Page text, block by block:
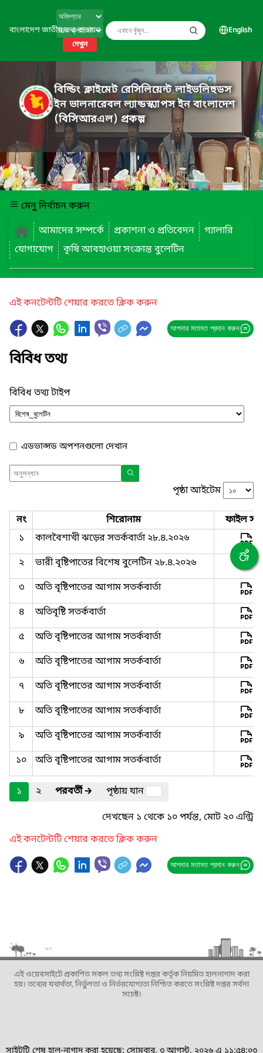
বাংলাদেশ জাতীয় তথ্য বাতায়ন
দেখুন
English
বিল্ডিং ক্লাইমেট রেসিলিয়েন্ট লাইভলিহুডস
ইন ভালনারেবল ল্যান্ডস্ক্যাপস ইন বাংলাদেশ
(বিসিআরএল) প্রকল্প
মেনু নির্বাচন করুন
আমাদের সম্পর্কে
প্রকাশনা ও প্রতিবেদন
গ্যালারি
যোগাযোগ
কৃষি আবহাওয়া সংক্রান্ত বুলেটিন
এই কনটেন্টটি শেয়ার করতে ক্লিক করুন
আপনার মতামত প্রদান করুন
বিবিধ তথ্য
বিবিধ তথ্য টাইপ
এডভান্সড অপশনগুলো দেখান
পৃষ্ঠা আইটেম
নং শিরোনাম
ফাইল
১
কালবৈশাখী ঝড়ের সতর্কবার্তা ২৮.৪.২০২৬
২
ভারী বৃষ্টিপাতের বিশেষ বুলেটিন ২৮.৪.২০২৬
৩
অতি বৃষ্টিপাতের আগাম সতর্কবার্তা
৪
অতিবৃষ্টি সতর্কবার্তা
৫
অতি বৃষ্টিপাতের আগাম সতর্কবার্তা
৬
অতি বৃষ্টিপাতের আগাম সতর্কবার্তা
৭
অতি বৃষ্টিপাতের আগাম সতর্কবার্তা
৮
অতি বৃষ্টিপাতের আগাম সতর্কবার্তা
৯
অতি বৃষ্টিপাতের আগাম সতর্কবার্তা
১০
অতি বৃষ্টিপাতের আগাম সতর্কবার্তা
১ ২ পরবর্তী🡲
পৃষ্ঠায় যান
দেখছেন ১ থেকে ১০ পর্যন্ত, মোট ২০ এন্ট্রি
এই কনটেন্টটি শেয়ার করতে ক্লিক করুন
আপনার মতামত প্রদান করুন
এই ওয়েবসাইটে প্রকাশিত সকল তথ্য সংশ্লিষ্ট দপ্তর কর্তৃক নিয়মিত হালনাগাদ করা
হয়। তথ্যের যথার্থতা, নির্ভুলতা ও নির্ভরযোগ্যতা নিশ্চিত করতে সংশ্লিষ্ট দপ্তর সর্বদা
সচেষ্ট।